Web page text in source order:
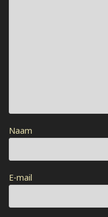
Naam
E-mail